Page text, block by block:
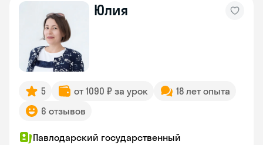
Юлия
5 от 1090 ₽ за урок
18 лет опыта
6 отзывов
Павлодарский государственный